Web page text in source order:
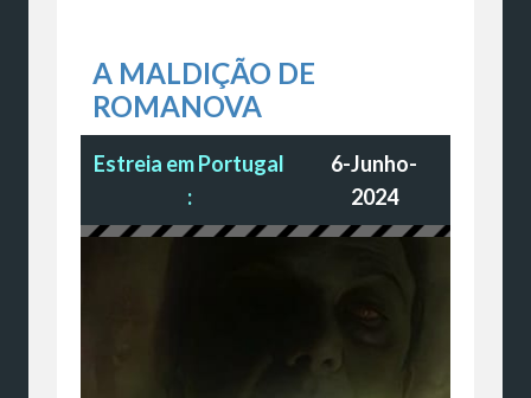
A MALDIÇÃO DE
ROMANOVA
Estreia em Portugal
:
6-Junho-
2024